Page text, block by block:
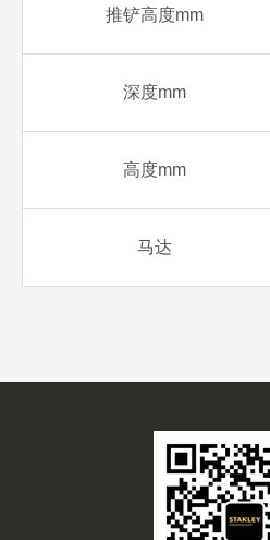
推铲高度mm
深度mm
高度mm
马达